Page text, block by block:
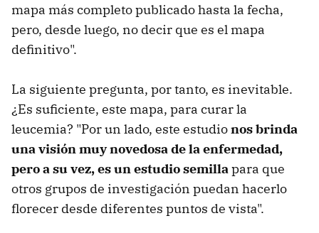
mapa más completo publicado hasta la fecha,
pero, desde luego, no decir que es el mapa
definitivo".
La siguiente pregunta, por tanto, es inevitable.
¿Es suficiente, este mapa, para curar la
leucemia? "Por un lado, este estudionos brinda
una visión muy novedosa de la enfermedad,
pero a su vez, es un estudio semillapara que
otros grupos de investigación puedan hacerlo
florecer desde diferentes puntos de vista".